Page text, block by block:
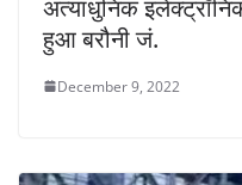
अत्याधुनिक
हुआ बरौनी जं.
December 9, 2022